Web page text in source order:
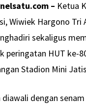
– Ketua
Wiwiek Hargono
sekaligus
peringatan HUT ke-
Stadion Mini
dengan